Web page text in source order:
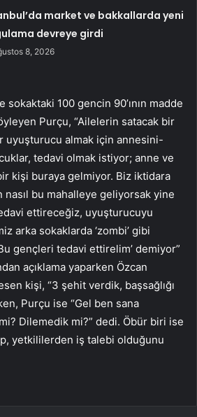
market ve bakkallarda yeni
devreye girdi
8, 2026
100 gencin 90’ının madde
Purçu, “Ailelerin satacak bir
uyuşturucu almak için annesini-
tedavi olmak istiyor; anne ve
kişi buraya gelmiyor. Biz iktidara
bu mahalleye geliyorsak yine
ettireceğiz, uyuşturucuyu
arka sokaklarda ‘zombi’ gibi
gençleri tedavi ettirelim’ demiyor”
açıklama yaparken Özcan
kişi, “3 şehit verdik, başsağlığı
Purçu ise “Gel ben sana
Dilemedik mi?” dedi. Öbür biri ise
yetkililerden iş talebi olduğunu